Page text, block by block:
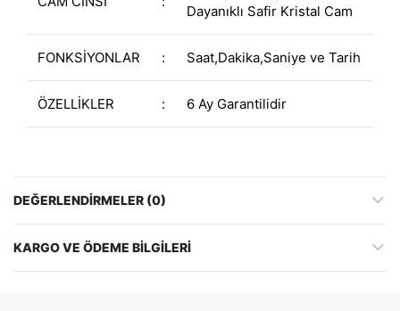
Dayanıklı Safir Kristal Cam
FONKSİYONLAR : Saat,Dakika,Saniye ve Tarih
ÖZELLİKLER : 6 Ay Garantilidir
DEĞERLENDIRMELER (0)
KARGO VE ÖDEME BILGILERI